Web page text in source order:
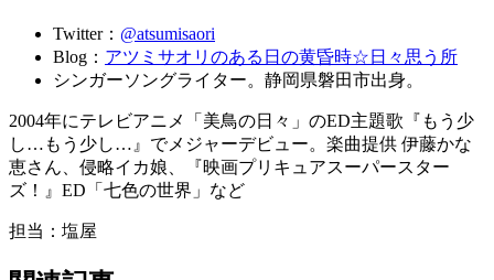
Twitter： @atsumisaori
Blog： アツミサオリのある日の黄昏時☆日々思う所
シンガーソングライター。静岡県磐田市出身。
2004年にテレビアニメ「美鳥の日々」のED主題歌『もう少
し…もう少し…』でメジャーデビュー。楽曲提供 伊藤かな
恵さん、侵略イカ娘、『映画プリキュアスーパースター
ズ！』ED「七色の世界」など
担当：塩屋